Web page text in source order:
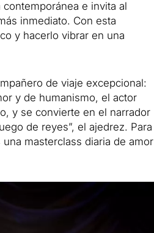
e invita al
inmediato. Con esta
y hacerlo vibrar en una
de viaje excepcional:
y de humanismo, el actor
y se convierte en el narrador
de reyes”, el ajedrez. Para
masterclass diaria de amor